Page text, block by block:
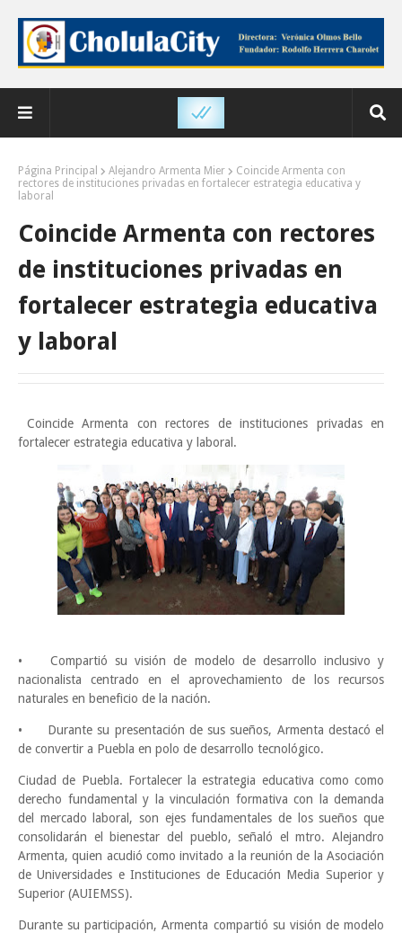
Página Principal Alejandro Armenta Mier
Coincide Armenta con
rectores de instituciones privadas en fortalecer estrategia educativa y
laboral
Coincide Armenta con rectores
de instituciones privadas en
fortalecer estrategia educativa
y laboral
Coincide Armenta con rectores de instituciones privadas en
fortalecer estrategia educativa y laboral.
•
Compartió su visión de modelo de desarrollo inclusivo y
nacionalista centrado en el aprovechamiento de los recursos
naturales en beneficio de la nación.
•
Durante su presentación de sus sueños, Armenta destacó el
de convertir a Puebla en polo de desarrollo tecnológico.
Ciudad de Puebla. Fortalecer la estrategia educativa como como
derecho fundamental y la vinculación formativa con la demanda
del mercado laboral, son ejes fundamentales de los sueños que
consolidarán el bienestar del pueblo, señaló el mtro. Alejandro
Armenta, quien acudió como invitado a la reunión de la Asociación
de Universidades e Instituciones de Educación Media Superior y
Superior (AUIEMSS).
Durante su participación, Armenta compartió su visión de modelo